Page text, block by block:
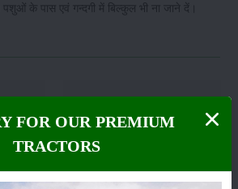
के पास एवं गन्दगी में बिल्कुल भी ना जाने दें।
FOR OUR PREMIUM
TRACTORS